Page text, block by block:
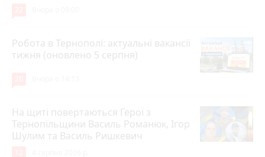
Робота в Тернополі: актуальні вакансії
тижня (оновлено 5 серпня)
На щиті повертаються Герої з
Тернопільщини Василь Романюк, Ігор
Шулим та Василь Ришкевич